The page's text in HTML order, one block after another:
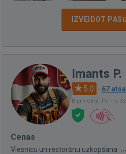
IZVEIDOT
Imants P.
5.0 · 67
Bija vietnē: Pirms
Cenas
Viesnīcu un restorānu uzkopšana